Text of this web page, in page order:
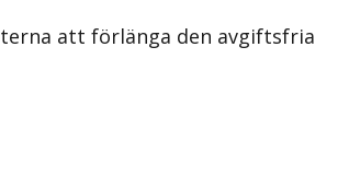
att förlänga den avgiftsfria